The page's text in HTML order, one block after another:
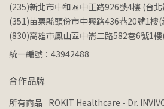
(235)新北市中和區中正路926號4樓 (台
(351)苗栗縣頭份市中興路436巷20號1樓(
(830)高雄市鳳山區中崙二路582巷6號1
統一編號：43942488
合作品牌
所有商品 ROKIT Healthcare - Dr.